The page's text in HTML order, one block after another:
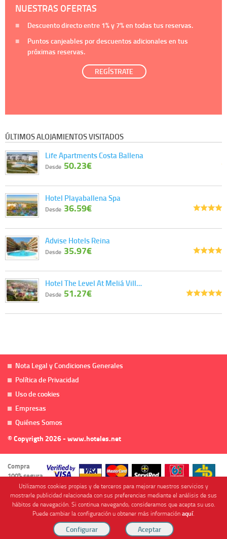
NUESTRAS OFERTAS
Descuento directo entre 1%y 7%en todas tus reservas.
Puntos canjeables por descuentos adicionales en tus
próximas reservas.
REGÍSTRATE
ÚLTIMOS ALOJAMIENTOS VISITADOS
Life Apartments Costa Ballena
Desde 50.23€
Hotel Playaballena Spa
Desde 36.59€
Advise Hotels Reina
Desde 35.97€
Hotel The Level At Meliá Vill…
Desde 51.27€
Nota Legal y Condiciones Generales
Política de Privacidad
Uso de cookies
Empresas
Quiénes Somos
© Copyrigth 2026 - www.hoteles.net
Compra
100% segura
Cofinanciado por
Utilizamos cookies propias y de terceros para mejorar nuestros servicios y
mostrarle publicidad relacionada con sus preferencias mediante el análisis de sus
hábitos de navegación. Si continua navegando, consideramos que acepta su uso.
Puede cambiar la configuración u obtener más informaciónaquí.